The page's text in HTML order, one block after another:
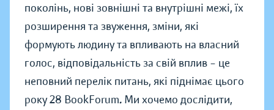
поколінь, нові зовнішні та внутрішні межі, їх
розширення та звуження, зміни, які
формують людину та впливають на власний
голос, відповідальність за свій вплив – це
неповний перелік питань, які піднімає цього
року 28 BookForum. Ми хочемо дослідити,